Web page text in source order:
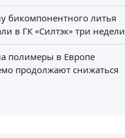
бикомпонентного литья
в ГК «Силтэк» три недели
полимеры в Европе
продолжают снижаться